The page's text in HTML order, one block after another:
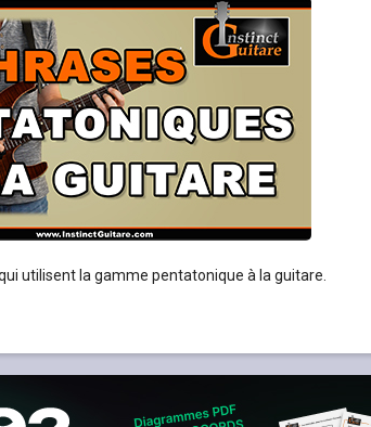
utilisent la gamme pentatonique à la guitare.